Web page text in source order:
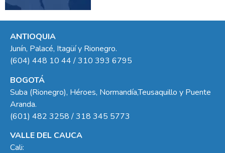
ANTIOQUIA
Junín, Palacé, Itagüí y Rionegro.
(604) 448 10 44 / 310 393 6795
BOGOTÁ
Suba (Rionegro), Héroes, Normandía,Teusaquillo y Puente
Aranda.
(601) 482 3258 / 318 345 5773
VALLE DEL CAUCA
Cali: